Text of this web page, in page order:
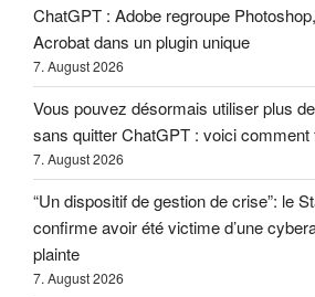
ChatGPT : Adobe regroupe
Acrobat dans un plugin unique
7. August 2026
Vous pouvez désormais utiliser plus
sans quitter ChatGPT : voici comment
7. August 2026
“Un dispositif de gestion de crise”: le
confirme avoir été victime d’une
plainte
7. August 2026